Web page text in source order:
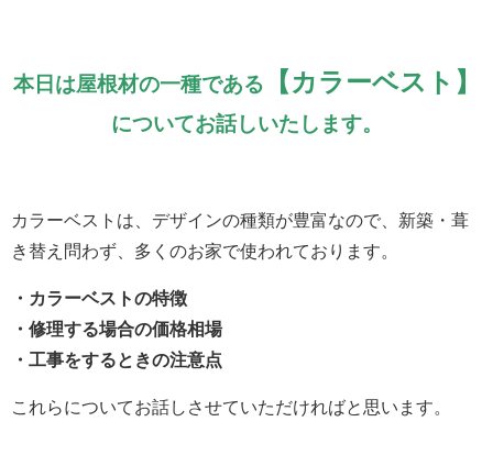
本日は屋根材の一種である 【カラーベスト】
についてお話しいたします。
カラーベストは、デザインの種類が豊富なので、新築・葺
き替え問わず、多くのお家で使われております。
・カラーベストの特徴
・修理する場合の価格相場
・工事をするときの注意点
これらについてお話しさせていただければと思います。